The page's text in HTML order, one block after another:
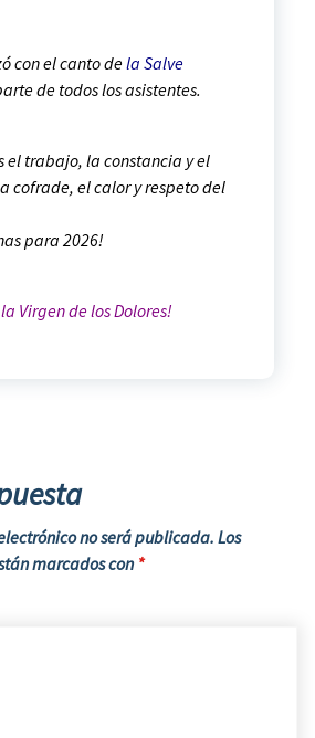
con el canto dela Salve
de todos los asistentes.
el trabajo, la constancia y el
cofrade, el calor y respeto del
para 2026!
la Virgen de los Dolores!
no será publicada. Los
marcados con *